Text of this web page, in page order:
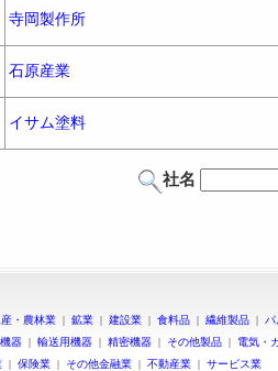
寺岡製作所
石原産業
イサム塗料
社名
・農林業 | 鉱業 | 建設業 | 食料品 | 繊維製品 |
器 | 輸送用機器 | 精密機器 | その他製品 | 電気・
| 保険業 | その他金融業 | 不動産業 | サービス業